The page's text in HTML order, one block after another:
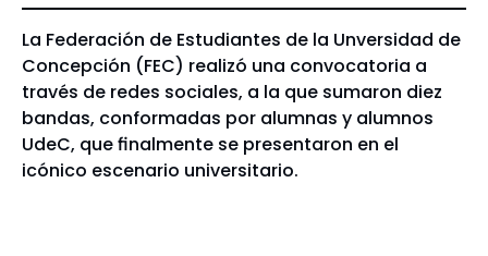
La Federación de Estudiantes de la Unversidad de
Concepción (FEC) realizó una convocatoria a
través de redes sociales, a la que sumaron diez
bandas, conformadas por alumnas y alumnos
UdeC, que finalmente se presentaron en el
icónico escenario universitario.